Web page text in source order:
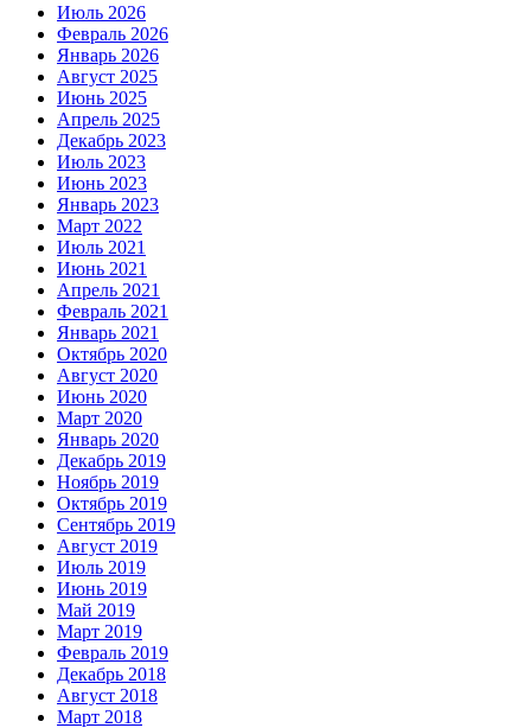
Июль 2026
Февраль 2026
Январь 2026
Август 2025
Июнь 2025
Апрель 2025
Декабрь 2023
Июль 2023
Июнь 2023
Январь 2023
Март 2022
Июль 2021
Июнь 2021
Апрель 2021
Февраль 2021
Январь 2021
Октябрь 2020
Август 2020
Июнь 2020
Март 2020
Январь 2020
Декабрь 2019
Ноябрь 2019
Октябрь 2019
Сентябрь 2019
Август 2019
Июль 2019
Июнь 2019
Май 2019
Март 2019
Февраль 2019
Декабрь 2018
Август 2018
Март 2018